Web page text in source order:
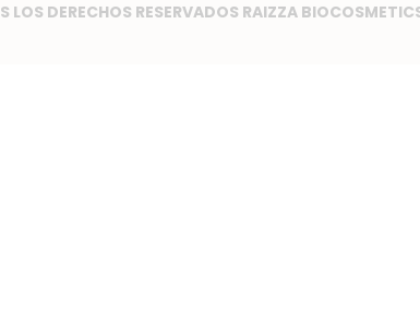
LOS DERECHOS RESERVADOS RAIZZA